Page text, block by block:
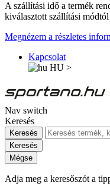
A szállítási idő a termék
kiválasztott szállítási
Megnézem a részletes
Kapcsolat
HU >
Nav switch
Keresés
Keresés
Keresés
Mégse
Adja meg a keresőszót a